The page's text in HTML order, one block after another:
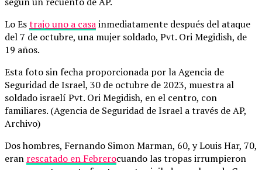
Lo Estrajo uno a casainmediatamente después del ataque
del 7 de octubre, una mujer soldado, Pvt. Ori Megidish, de
19 años.
Esta foto sin fecha proporcionada por la Agencia de
Seguridad de Israel, 30 de octubre de 2023, muestra al
soldado israelí Pvt. Ori Megidish, en el centro, con
familiares. (Agencia de Seguridad de Israel a través de AP,
Archivo)
Dos hombres, Fernando Simon Marman, 60, y Louis Har, 70,
eran rescatado en Febrerocuando las tropas irrumpieron